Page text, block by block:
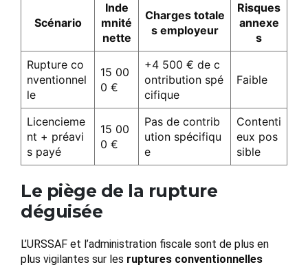
Scénario
Inde
mnité
nette
Charges totale
s employeur
Risques
annexe
s
Rupture co
nventionnel
le
15 00
0 €
+4 500 € de c
ontribution spé
cifique
Faible
Licencieme
nt + préavi
s payé
15 00
0 €
Pas de contrib
ution spécifiqu
e
Contenti
eux pos
sible
Le piège de la rupture
déguisée
L’URSSAF et l’administration fiscale sont de plus en
plus vigilantes sur les ruptures conventionnelles